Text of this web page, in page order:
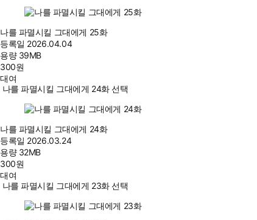
나를 파멸시킬 그대에게 25화
등록일 2026.04.04
용량 39MB
300원
대여
나를 파멸시킬 그대에게 24화 선택
나를 파멸시킬 그대에게 24화
등록일 2026.03.24
용량 32MB
300원
대여
나를 파멸시킬 그대에게 23화 선택